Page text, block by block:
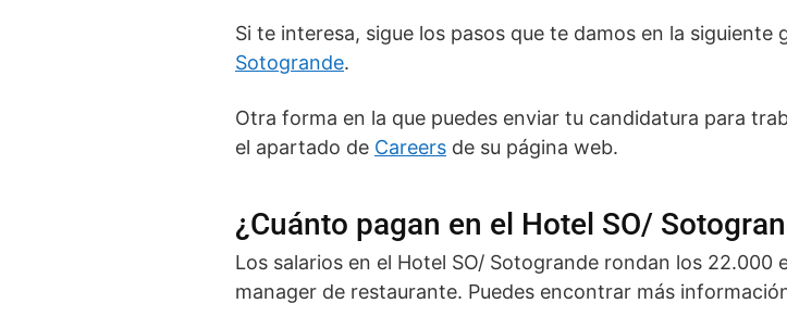
Si te interesa, sigue los pasos que te damos en la siguiente
Sotogrande.
Otra forma en la que puedes enviar tu candidatura para
el apartado de Careers de su página web.
¿Cuánto pagan en el Hotel SO/
Los salarios en el Hotel SO/ Sotogrande rondan los
manager de restaurante. Puedes encontrar más